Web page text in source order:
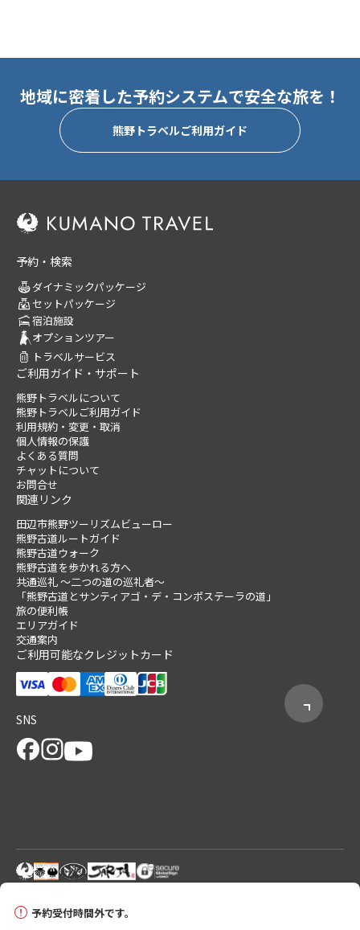
予約受付時間外です。
地域に密着した予約システムで安全な旅を！
熊野トラベルご利用ガイド
予約・検索
ダイナミックパッケージ
セットパッケージ
宿泊施設
オプションツアー
トラベルサービス
ご利用ガイド・サポート
熊野トラベルについて
熊野トラベルご利用ガイド
利用規約・変更・取消
個人情報の保護
よくある質問
チャットについて
お問合せ
関連リンク
田辺市熊野ツーリズムビューロー
熊野古道ルートガイド
熊野古道ウォーク
熊野古道を歩かれる方へ
共通巡礼 ～二つの道の巡礼者～
「熊野古道とサンティアゴ・デ・コンポステーラの道」
旅の便利帳
エリアガイド
交通案内
ご利用可能なクレジットカード
SNS